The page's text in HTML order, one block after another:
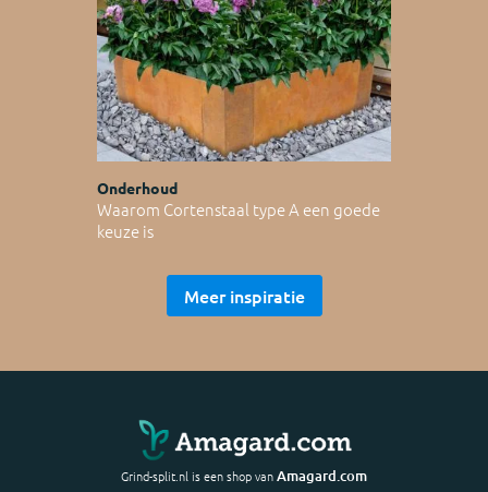
Onderhoud
Waarom Cortenstaal type A een goede
keuze is
Meer inspiratie
Grind-split.nl is een shop vanAmagard.com